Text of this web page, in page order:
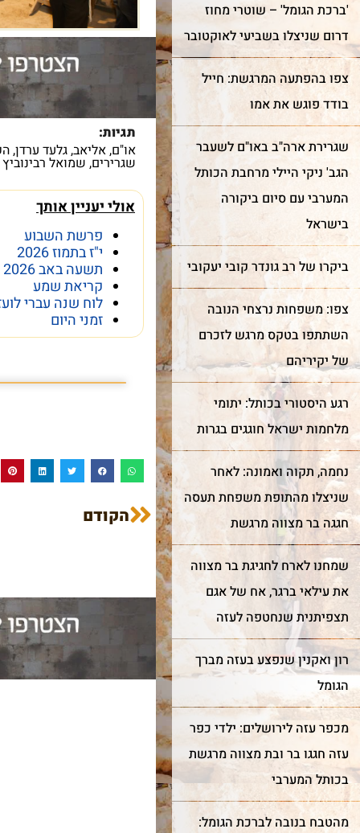
'ברכת הגומל' – שוטרי מחוז
דרום שניצלו בשביעי לאוקטובר
צפו בהפתעה המרגשת: חייל
בודד פוגש את אמו
שגרירת ארה"ב באו"ם לשעבר
הגב' ניקי היילי מרחבת הכותל
המערבי עם סיום ביקורה
בישראל
ביקרו של רב גונדר קובי יעקובי
צפו: משפחות נרצחי הנובה
השתתפו בטקס מרגש לזכרם
של יקיריהם
רגע היסטורי בכותל: יתומי
מלחמות ישראל חוגגים בגרות
נחמה, תקוה ואמונה: לאחר
שניצלו מהתופת משפחת תעסה
חגגה בר מצווה מרגשת
שמחנו לארח לחגיגת בר מצווה
את עילאי ברגר, אח של אגם
תצפיתנית שנחטפה לעזה
רון ואקנין שנפצע בעזה מברך
הגומל
מכפר עזה לירושלים: ילדי כפר
עזה חגגו בר ובת מצווה מרגשת
בכותל המערבי
מהטבח בנובה לברכת הגומל:
תגיות:
או"ם,אליאב,גלעד ערדן,
שגרירים, שמואל רבינוביץ
אולי יעניין אותך
פרשת השבוע
י"ז בתמוז 2026
תשעה באב 2026
קריאת שמע
לוח שנה עברי
זמני היום
הקודם
אבני הכותל הגלויות מספרות
תולדותיו של הכותל מאז
החורבן. האבנים ההרודיאניות
המקוריות נבדלות מהאחרות
במידותיהן ובאופן סיתותן
הייחודי עם שתי מערכות
שוליים.